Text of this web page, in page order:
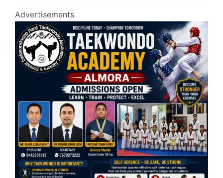
Advertisements